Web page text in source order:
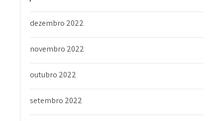
dezembro 2022
novembro 2022
outubro 2022
setembro 2022